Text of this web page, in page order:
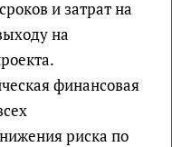
и затрат на
на
финансовая
риска по